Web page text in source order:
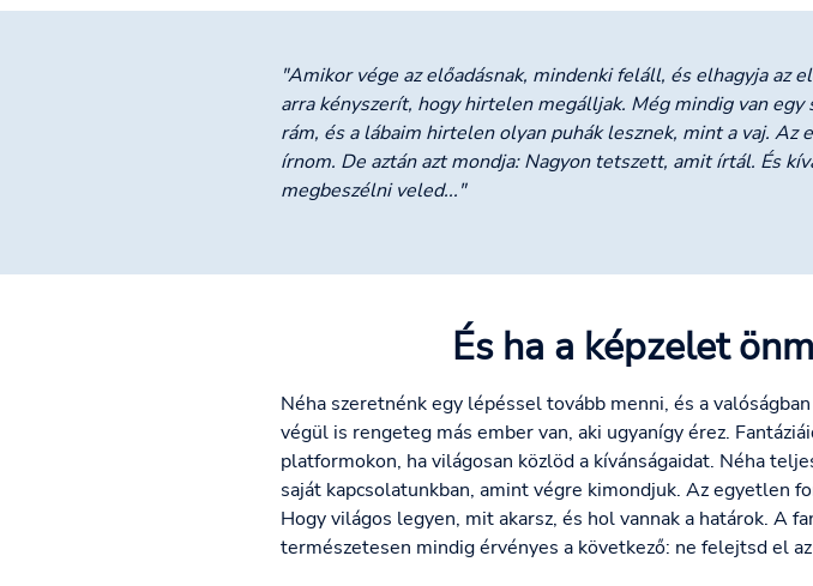
"Amikor vége az előadásnak, mindenki feláll, és elhagyja
arra kényszerít, hogy hirtelen megálljak. Még mindig van
rám, és a lábaim hirtelen olyan puhák lesznek, mint a vaj.
írnom. De aztán azt mondja: Nagyon tetszett, amit írtál. És
megbeszélni veled..."
És ha a képzelet
Néha szeretnénk egy lépéssel tovább menni, és a
végül is rengeteg más ember van, aki ugyanígy érez.
platformokon, ha világosan közlöd a kívánságaidat. Néha
saját kapcsolatunkban, amint végre kimondjuk. Az egyetlen
Hogy világos legyen, mit akarsz, és hol vannak a határok. A
természetesen mindig érvényes a következő: ne felejtsd el